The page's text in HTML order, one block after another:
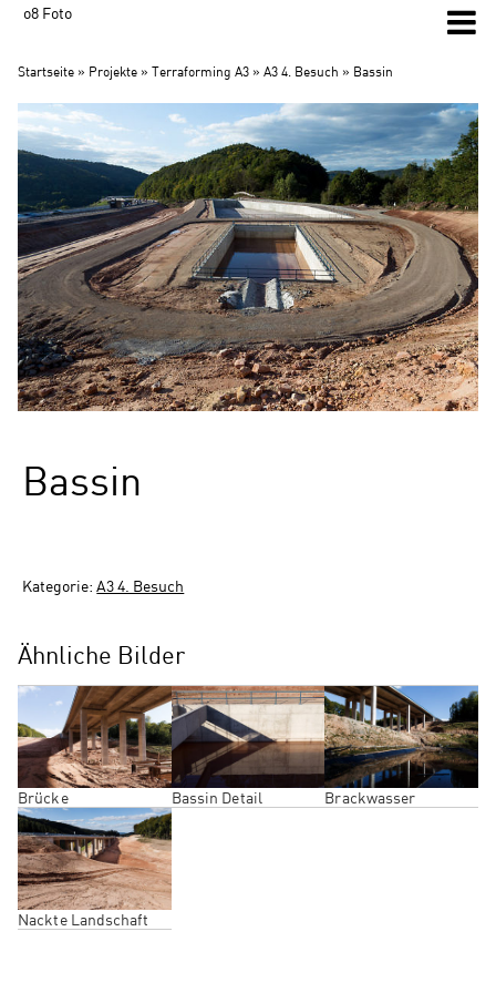
o8 Foto
Startseite » Projekte » Terraforming A3 » A3 4. Besuch » Bassin
Bassin
Kategorie:A3 4. Besuch
Ähnliche Bilder
Brücke Bassin Detail Brackwasser
Nackte Landschaft